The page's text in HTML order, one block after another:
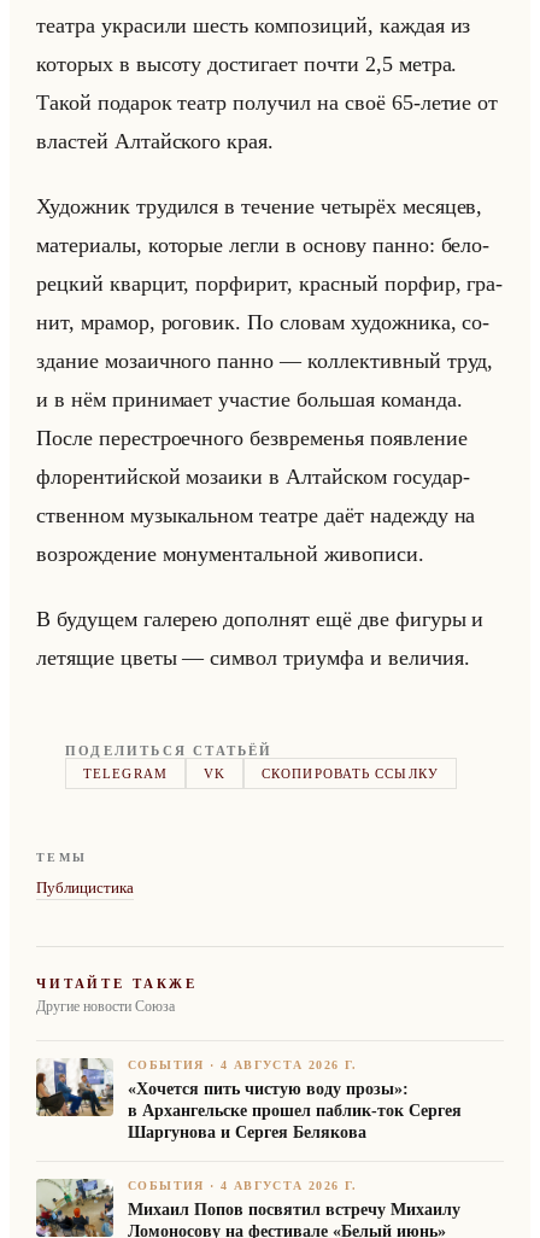
те­ат­ра укра­си­ли шесть ком­по­зи­ций, каж­дая из
ко­то­рых в вы­со­ту до­сти­га­ет почти 2,5 метра.
Такой по­да­рок театр по­лу­чил на своё 65-летие от
вла­стей Ал­тайско­го края.
Ху­дож­ник тру­дил­ся в те­че­ние че­ты­рёх ме­ся­цев,
ма­те­ри­алы, ко­то­рые легли в ос­но­ву панно: бе­ло­
рец­кий квар­цит, пор­фи­рит, крас­ный пор­фир, гра­
нит, мра­мор, ро­го­вик. По сло­вам ху­дож­ни­ка, со­
зда­ние мо­за­ич­но­го панно — кол­лек­тив­ный труд,
и в нём при­ни­ма­ет уча­стие большая ко­ман­да.
После пе­ре­стро­еч­но­го без­вре­ме­нья по­яв­ле­ние
фло­рен­тийской мо­за­ики в Ал­тайском го­су­дар­
ствен­ном му­зы­кальном те­ат­ре даёт на­деж­ду на
воз­рож­де­ние мо­ну­мен­тальной жи­во­пи­си.
В бу­ду­щем га­ле­рею до­пол­нят ещё две фи­гу­ры и
ле­тя­щие цветы — сим­вол три­ум­фа и ве­ли­чия.
ПОДЕЛИТЬСЯ СТАТЬЁЙ
TELEGRAM
VK СКОПИРОВАТЬ ССЫЛКУ
ТЕМЫ
Публицистика
ЧИТАЙТЕ ТАКЖЕ
Другие новости Союза
СОБЫТИЯ ·4 АВГУСТА 2026 Г.
«Хочется пить чистую воду прозы»:
в Архангельске прошел паблик-ток Сергея
Шаргунова и Сергея Белякова
СОБЫТИЯ ·4 АВГУСТА 2026 Г.
Михаил Попов посвятил встречу Михаилу
Ломоносову на фестивале «Белый июнь»